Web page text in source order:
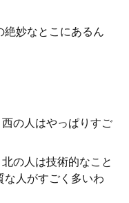
絶妙なとこにあるん
の人はやっぱりすご
の人は技術的なこと
な人がすごく多いわ